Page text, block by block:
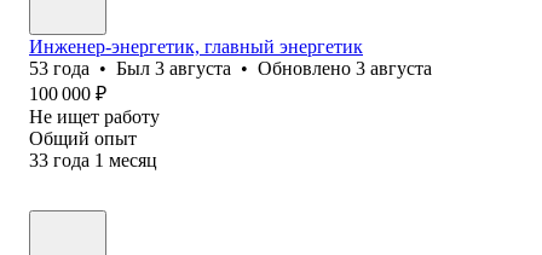
Инженер-энергетик, главный энергетик
53 года • Был 3 августа • Обновлено 3 августа
100 000 ₽
Не ищет работу
Общий опыт
33 года 1 месяц